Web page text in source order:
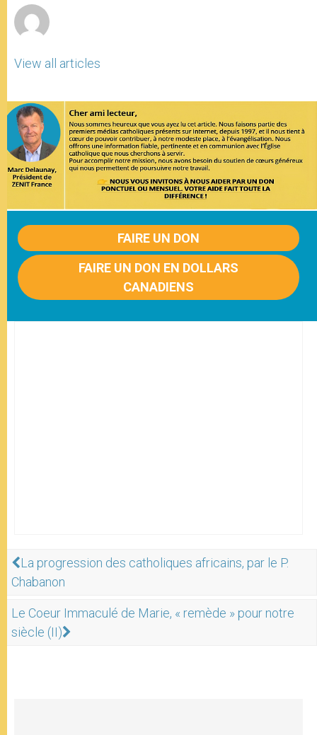
View all articles
FAIRE UN DON
FAIRE UN DON EN DOLLARS
CANADIENS
La progression des catholiques africains, par le P.
Chabanon
Le Coeur Immaculé de Marie, « remède » pour notre
siècle (II)